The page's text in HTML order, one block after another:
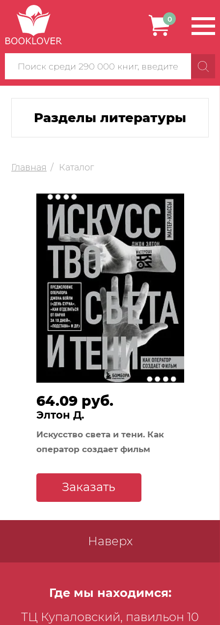
Поиск
по
сайту
0
Разделы литературы
Главная Каталог
64.09 руб.
Элтон Д.
Искусство света и тени. Как
оператор создает фильм
Заказать
Наверх
Где мы находимся:
ТЦ Купаловский, павильон 10